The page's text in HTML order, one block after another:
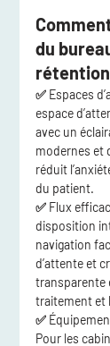
du
✅ Espaces
espace
avec un
modernes et
réduit
du patient.
✅ Flux
disposition
navigation
d’attente et
transparente
traitement et
✅
Pour les